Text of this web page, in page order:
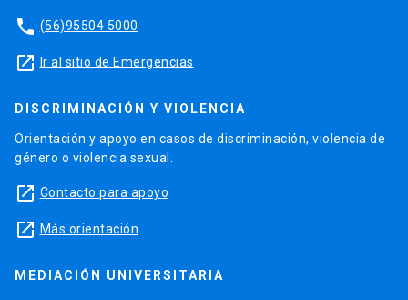
phone (56)95504 5000
launch Ir al sitio de Emergencias
DISCRIMINACIÓN Y VIOLENCIA
Orientación y apoyo en casos de discriminación, violencia de
género o violencia sexual.
launch Contacto para apoyo
launch Más orientación
MEDIACIÓN UNIVERSITARIA